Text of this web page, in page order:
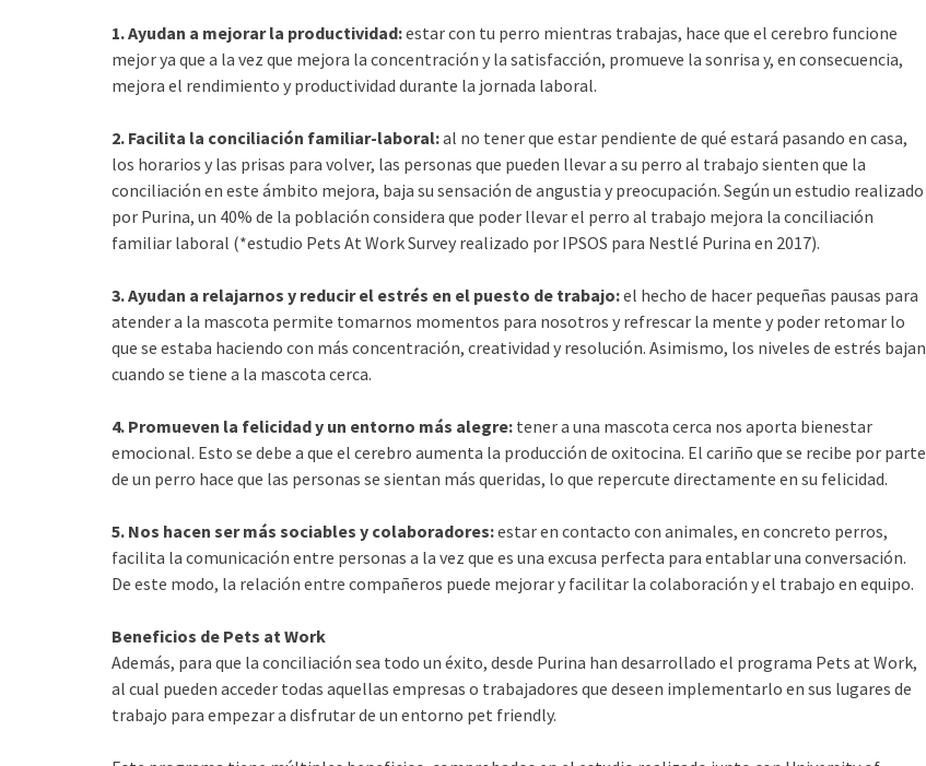
1. Ayudan a mejorar la productividad:estar con tu perro mientras trabajas, hace que el cerebro funcione
mejor ya que a la vez que mejora la concentración y la satisfacción, promueve la sonrisa y, en consecuencia,
mejora el rendimiento y productividad durante la jornada laboral.
2. Facilita la conciliación familiar-laboral:al no tener que estar pendiente de qué estará pasando en casa,
los horarios y las prisas para volver, las personas que pueden llevar a su perro al trabajo sienten que la
conciliación en este ámbito mejora, baja su sensación de angustia y preocupación. Según un estudio realizado
por Purina, un 40% de la población considera que poder llevar el perro al trabajo mejora la conciliación
familiar laboral (*estudio Pets At Work Survey realizado por IPSOS para Nestlé Purina en 2017).
3. Ayudan a relajarnos y reducir el estrés en el puesto de trabajo:el hecho de hacer pequeñas pausas para
atender a la mascota permite tomarnos momentos para nosotros y refrescar la mente y poder retomar lo
que se estaba haciendo con más concentración, creatividad y resolución. Asimismo, los niveles de estrés bajan
cuando se tiene a la mascota cerca.
4. Promueven la felicidad y un entorno más alegre: tener a una mascota cerca nos aporta bienestar
emocional. Esto se debe a que el cerebro aumenta la producción de oxitocina. El cariño que se recibe por parte
de un perro hace que las personas se sientan más queridas, lo que repercute directamente en su felicidad.
5. Nos hacen ser más sociables y colaboradores:estar en contacto con animales, en concreto perros,
facilita la comunicación entre personas a la vez que es una excusa perfecta para entablar una conversación.
De este modo, la relación entre compañeros puede mejorar y facilitar la colaboración y el trabajo en equipo.
Beneficios de Pets at Work
Además, para que la conciliación sea todo un éxito, desde Purina han desarrollado el programa Pets at Work,
al cual pueden acceder todas aquellas empresas o trabajadores que deseen implementarlo en sus lugares de
trabajo para empezar a disfrutar de un entorno pet friendly.